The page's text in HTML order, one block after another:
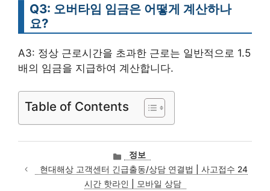
Q3: 오버타임 임금은 어떻게 계산하나
요?
A3: 정상 근로시간을 초과한 근로는 일반적으로 1.5
배의 임금을 지급하여 계산합니다.
Table of Contents
카
테
고
정보
현대해상 고객센터 긴급출동/상담 연결법 | 사고접수 24
시간 핫라인 | 모바일 상담